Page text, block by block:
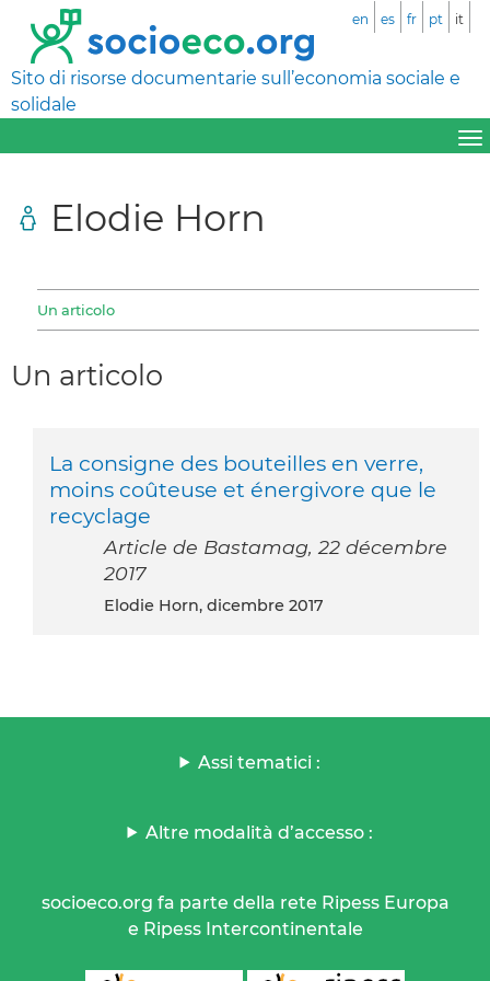
Sito di risorse documentarie sull’economia sociale e
solidale
en es fr pt it
Elodie Horn
Un articolo
Un articolo
La consigne des bouteilles en verre,
moins coûteuse et énergivore que le
recyclage
Article de Bastamag, 22 décembre
2017
Elodie Horn, dicembre 2017
Assi tematici :
Altre modalità d’accesso :
socioeco.org fa parte della rete Ripess Europa
e Ripess Intercontinentale